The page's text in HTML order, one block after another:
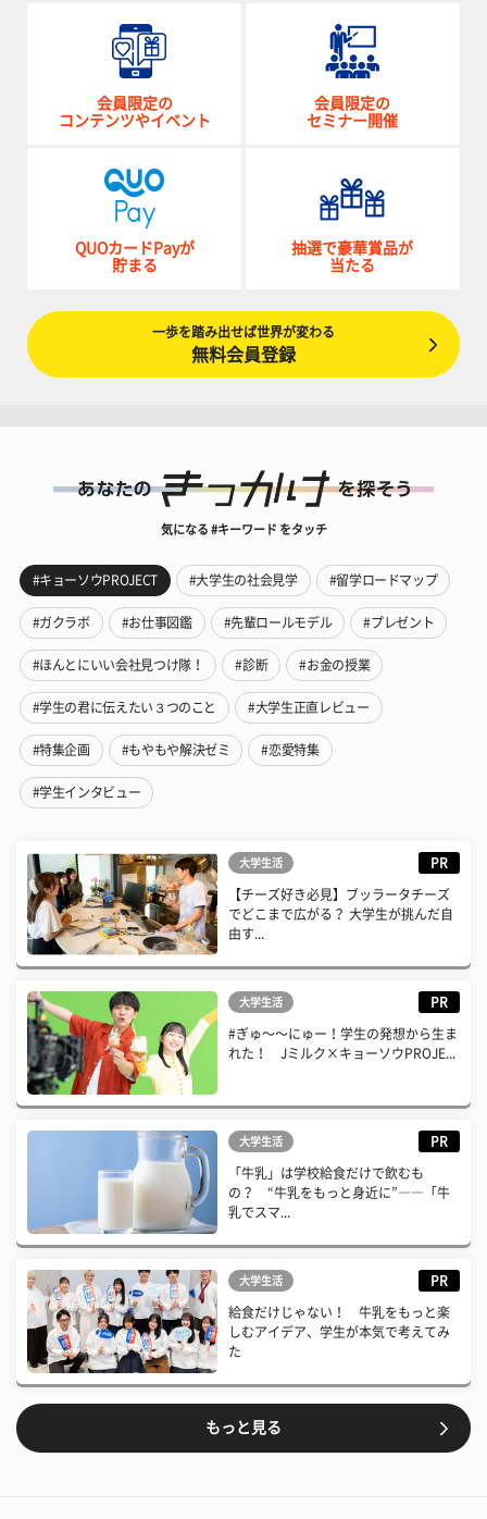
会員限定の
コンテンツやイベント
会員限定の
セミナー開催
QUOカードPayが
貯まる
抽選で豪華賞品が
当たる
一歩を踏み出せば世界が変わる
無料会員登録
気になる #キーワード をタッチ
#キョーソウPROJECT #大学生の社会見学 #留学ロードマップ
#ガクラボ #お仕事図鑑 #先輩ロールモデル #プレゼント
#ほんとにいい会社見つけ隊！ #診断 #お金の授業
#学生の君に伝えたい３つのこと #大学生正直レビュー
#特集企画 #もやもや解決ゼミ #恋愛特集
#学生インタビュー
大学生活 PR
【チーズ好き必見】ブッラータチーズ
でどこまで広がる？ 大学生が挑んだ自
由す...
大学生活 PR
#ぎゅ〜〜にゅー！学生の発想から生ま
れた！ Jミルク×キョーソウPROJE...
大学生活 PR
「牛乳」は学校給食だけで飲むも
の？ “牛乳をもっと身近に”――「牛
乳でスマ...
大学生活 PR
給食だけじゃない！ 牛乳をもっと楽
しむアイデア、学生が本気で考えてみ
た
もっと見る